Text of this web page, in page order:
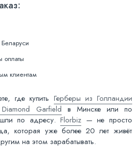
оплаты
клиентам
где купить Герберы из Голландии
Garfield в Минске или по
по адресу.Florbiz — не просто
которая уже более 20 лет живёт
на этом зарабатывать.